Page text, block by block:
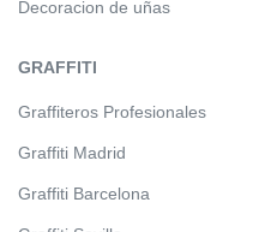
Decoracion de uñas
GRAFFITI
Graffiteros Profesionales
Graffiti Madrid
Graffiti Barcelona